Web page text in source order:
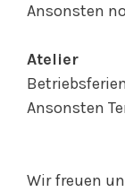
Ansonsten
Atelier
Ansonsten
Wir freuen